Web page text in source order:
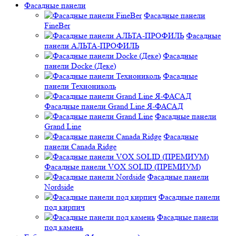
Фасадные панели
Фасадные панели
FineBer
Фасадные
панели АЛЬТА-ПРОФИЛЬ
Фасадные
панели Docke (Деке)
Фасадные
панели Технониколь
Фасадные панели Grand Line Я-ФАСАД
Фасадные панели
Grand Line
Фасадные
панели Canada Ridge
Фасадные панели VOX SOLID (ПРЕМИУМ)
Фасадные панели
Nordside
Фасадные панели
под кирпич
Фасадные панели
под камень